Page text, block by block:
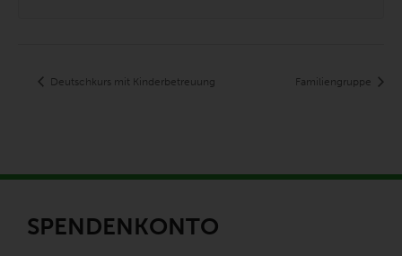
Deutschkurs mit Kinderbetreuung Familiengruppe
SPENDENKONTO